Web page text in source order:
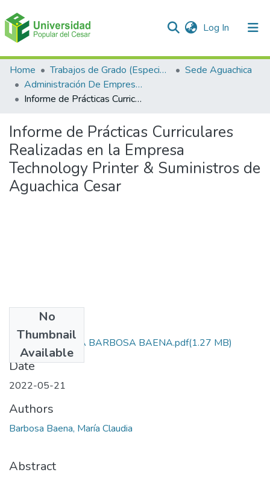
Log In (current)
Communities & Collections
All of DSpace
Home Trabajos de Grado (Especializaciones y Pregrados)
Sede Aguachica
Administración De Empresas
Informe de Prácticas Curriculares Realizadas en la Empresa Technology Printer & Suministros de Aguachica Cesar
Informe de Prácticas Curriculares
Realizadas en la Empresa
Technology Printer & Suministros de
Aguachica Cesar
No
Thumbnail
Available
MARIA CLAUDIA BARBOSA BAENA.pdf(1.27 MB)
Date
2022-05-21
Authors
Barbosa Baena, María Claudia
Abstract